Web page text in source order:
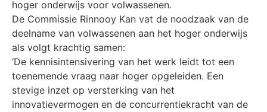
hoger onderwijs voor volwassenen.
De Commissie Rinnooy Kan vat de noodzaak van de
deelname van volwassenen aan het hoger onderwijs
als volgt krachtig samen:
‘De kennisintensivering van het werk leidt tot een
toenemende vraag naar hoger opgeleiden. Een
stevige inzet op versterking van het
innovatievermogen en de concurrentiekracht van de